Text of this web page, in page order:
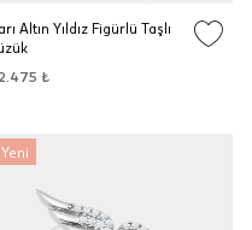
Altın Yıldız Figürlü Taşlı
₺
Yeni